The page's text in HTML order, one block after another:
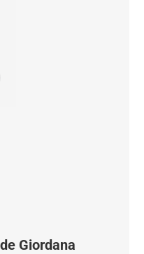
Giordana